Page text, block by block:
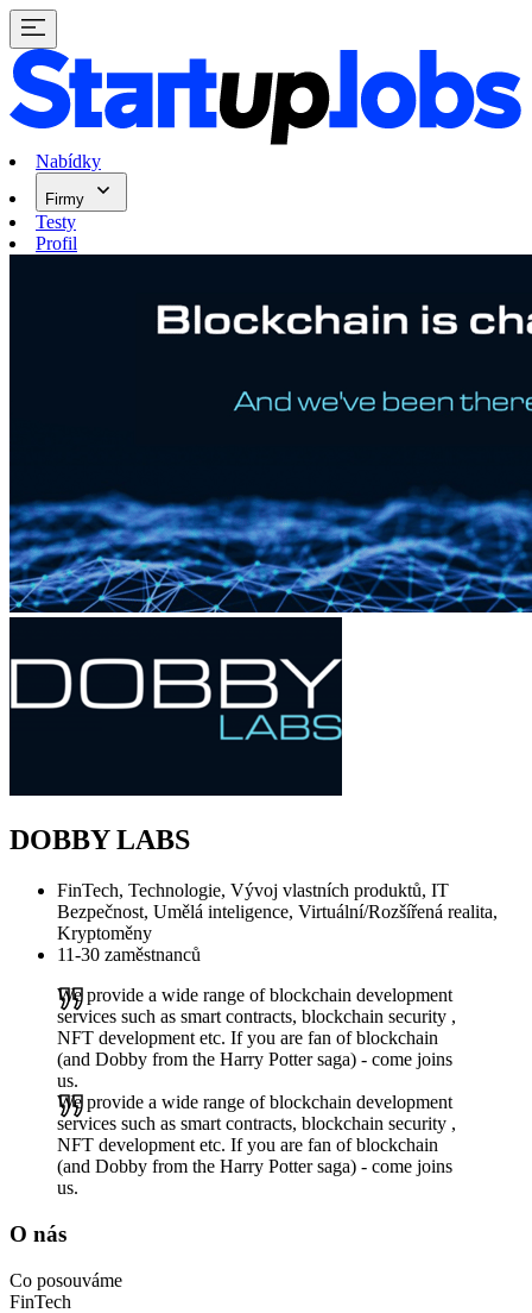
Nabídky
Firmy
Testy
Profil
DOBBY LABS
FinTech, Technologie, Vývoj vlastních produktů, IT
Bezpečnost, Umělá inteligence, Virtuální/Rozšířená realita,
Kryptoměny
11-30 zaměstnanců
We provide a wide range of blockchain development
services such as smart contracts, blockchain security ,
NFT development etc. If you are fan of blockchain
(and Dobby from the Harry Potter saga) - come joins
us.
We provide a wide range of blockchain development
services such as smart contracts, blockchain security ,
NFT development etc. If you are fan of blockchain
(and Dobby from the Harry Potter saga) - come joins
us.
O nás
Co posouváme
FinTech